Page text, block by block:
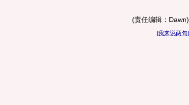
(责任编辑：Dawn)
[我来说两句]